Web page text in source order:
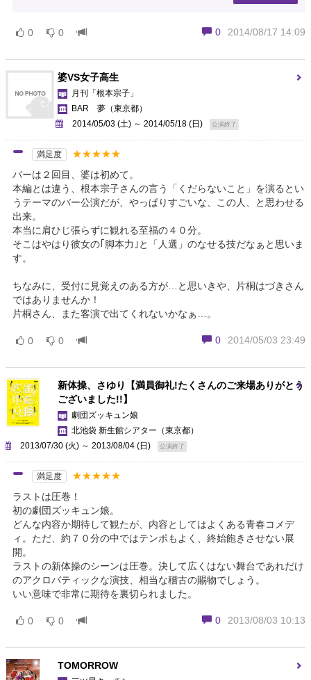
0 2014/08/17 14:09
0 0
婆VS女子高生
月刊「根本宗子」
BAR 夢 （東京都）
2014/05/03 (土) ～ 2014/05/18 (日)
公演終了
満足度
★★★★★
バーは２回目、婆は初めて。
本編とは違う、根本宗子さんの言う「くだらないこと」を演るとい
うテーマのバー公演だが、やっぱりすごいな、この人、と思わせる
出来。
本当に肩ひじ張らずに観れる至福の４０分。
そこはやはり彼女の｢脚本力｣と「人選」のなせる技だなぁと思いま
す。
ちなみに、受付に見覚えのある方が…と思いきや、片桐はづきさん
ではありませんか！
片桐さん、また客演で出てくれないかなぁ…。
0 2014/05/03 23:49
0 0
新体操、さゆり【満員御礼!たくさんのご来場ありがとう
ございました!!】
劇団ズッキュン娘
北池袋 新生館シアター （東京都）
2013/07/30 (火) ～ 2013/08/04 (日)
公演終了
満足度
★★★★★
ラストは圧巻！
初の劇団ズッキュン娘。
どんな内容か期待して観たが、内容としてはよくある青春コメデ
ィ。ただ、約７０分の中ではテンポもよく、終始飽きさせない展
開。
ラストの新体操のシーンは圧巻。決して広くはない舞台であれだけ
のアクロバティックな演技、相当な稽古の賜物でしょう。
いい意味で非常に期待を裏切られました。
0 2013/08/03 10:13
0 0
TOMORROW